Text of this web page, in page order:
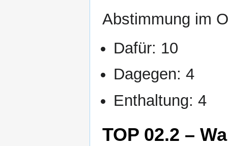
Abstimmung im
Dafür: 10
Dagegen: 4
Enthaltung: 4
TOP 02.2 –